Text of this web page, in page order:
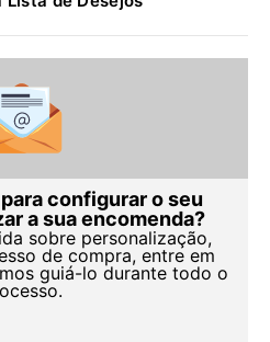
configurar o seu
a sua encomenda?
sobre personalização,
de compra, entre em
guiá-lo durante todo o